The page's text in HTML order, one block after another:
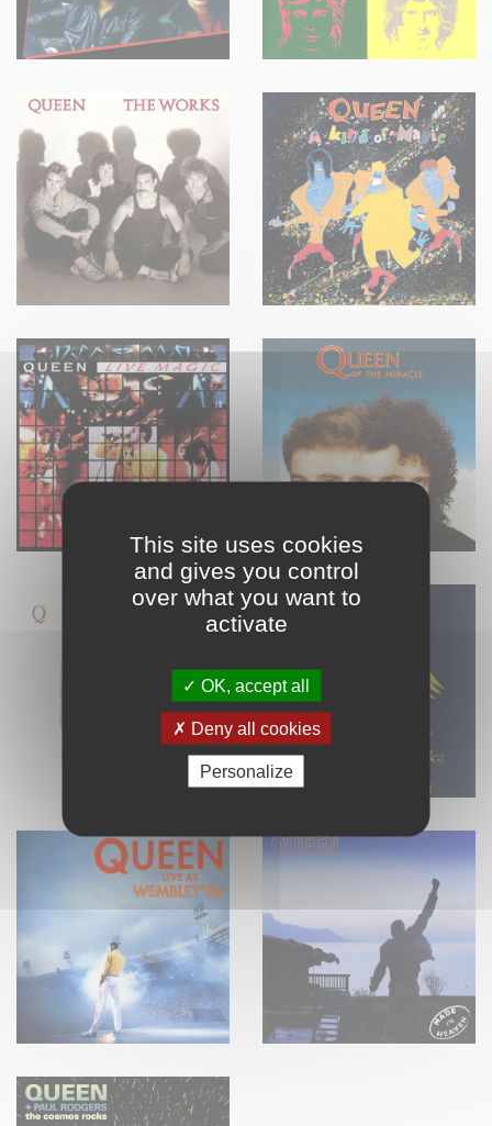
This site uses cookies
and gives you control
over what you want to
activate
OK, accept all
Deny all cookies
Personalize